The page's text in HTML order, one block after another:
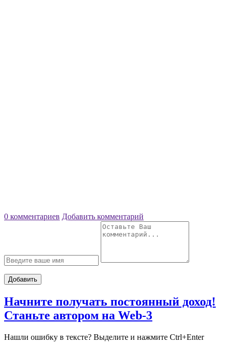
0 комментариев Добавить комментарий
Добавить
Начните получать постоянный доход!
Станьте автором на Web-3
Нашли ошибку в тексте? Выделите и нажмите Ctrl+Enter